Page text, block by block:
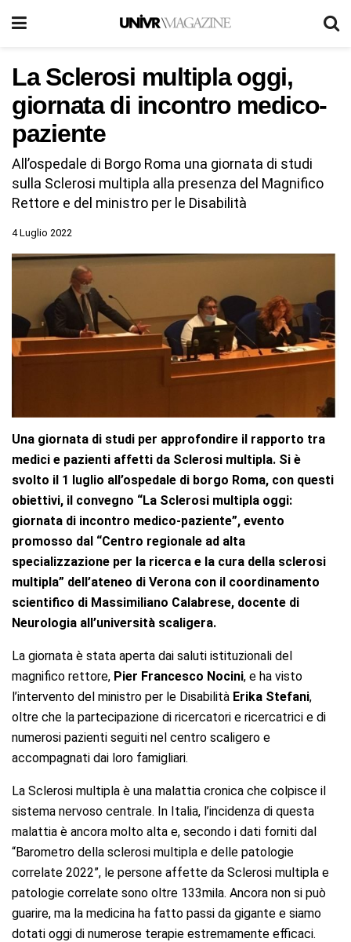
La Sclerosi multipla oggi,
giornata di incontro medico-
paziente
All’ospedale di Borgo Roma una giornata di studi
sulla Sclerosi multipla alla presenza del Magnifico
Rettore e del ministro per le Disabilità
4 Luglio 2022
Una giornata di studi per approfondire il rapporto tra
medici e pazienti affetti da Sclerosi multipla. Si è
svolto il 1 luglio all’ospedale di borgo Roma, con questi
obiettivi, il convegno “La Sclerosi multipla oggi:
giornata di incontro medico-paziente”, evento
promosso dal “Centro regionale ad alta
specializzazione per la ricerca e la cura della sclerosi
multipla” dell’ateneo di Verona con il coordinamento
scientifico di Massimiliano Calabrese, docente di
Neurologia all’università scaligera.
La giornata è stata aperta dai saluti istituzionali del
magnifico rettore, Pier Francesco Nocini, e ha visto
l’intervento del ministro per le Disabilità Erika Stefani,
oltre che la partecipazione di ricercatori e ricercatrici e di
numerosi pazienti seguiti nel centro scaligero e
accompagnati dai loro famigliari.
La Sclerosi multipla è una malattia cronica che colpisce il
sistema nervoso centrale. In Italia, l’incidenza di questa
malattia è ancora molto alta e, secondo i dati forniti dal
“Barometro della sclerosi multipla e delle patologie
correlate 2022”, le persone affette da Sclerosi multipla e
patologie correlate sono oltre 133mila. Ancora non si può
guarire, ma la medicina ha fatto passi da gigante e siamo
dotati oggi di numerose terapie estremamente efficaci.